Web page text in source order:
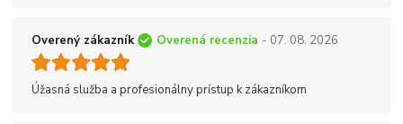
Overený zákazník Overená recenzia - 07. 08. 2026
Úžasná služba a profesionálny prístup k zákazníkom